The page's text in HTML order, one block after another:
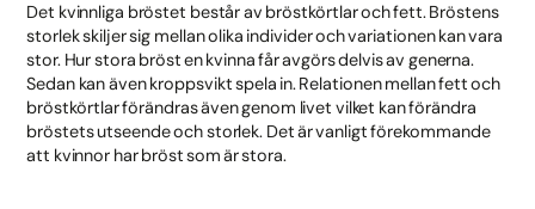
Det kvinnliga bröstet består av bröstkörtlar och fett. Bröstens
storlek skiljer sig mellan olika individer och variationen kan vara
stor. Hur stora bröst en kvinna får avgörs delvis av generna.
Sedan kan även kroppsvikt spela in. Relationen mellan fett och
bröstkörtlar förändras även genom livet vilket kan förändra
bröstets utseende och storlek. Det är vanligt förekommande
att kvinnor har bröst som är stora.